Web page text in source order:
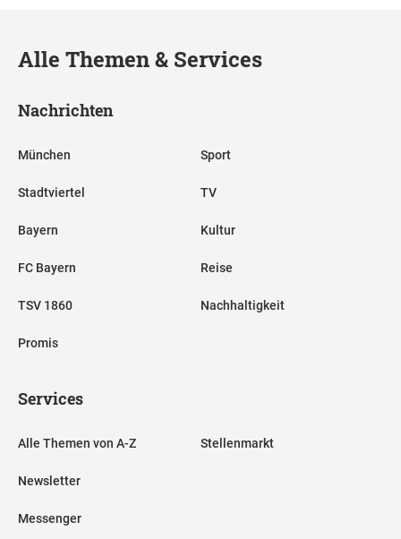
Alle Themen & Services
Nachrichten
München
Stadtviertel
Bayern
FC Bayern
TSV 1860
Promis
Sport
TV
Kultur
Reise
Nachhaltigkeit
Services
Alle Themen von A-Z
Newsletter
Messenger
Stellenmarkt